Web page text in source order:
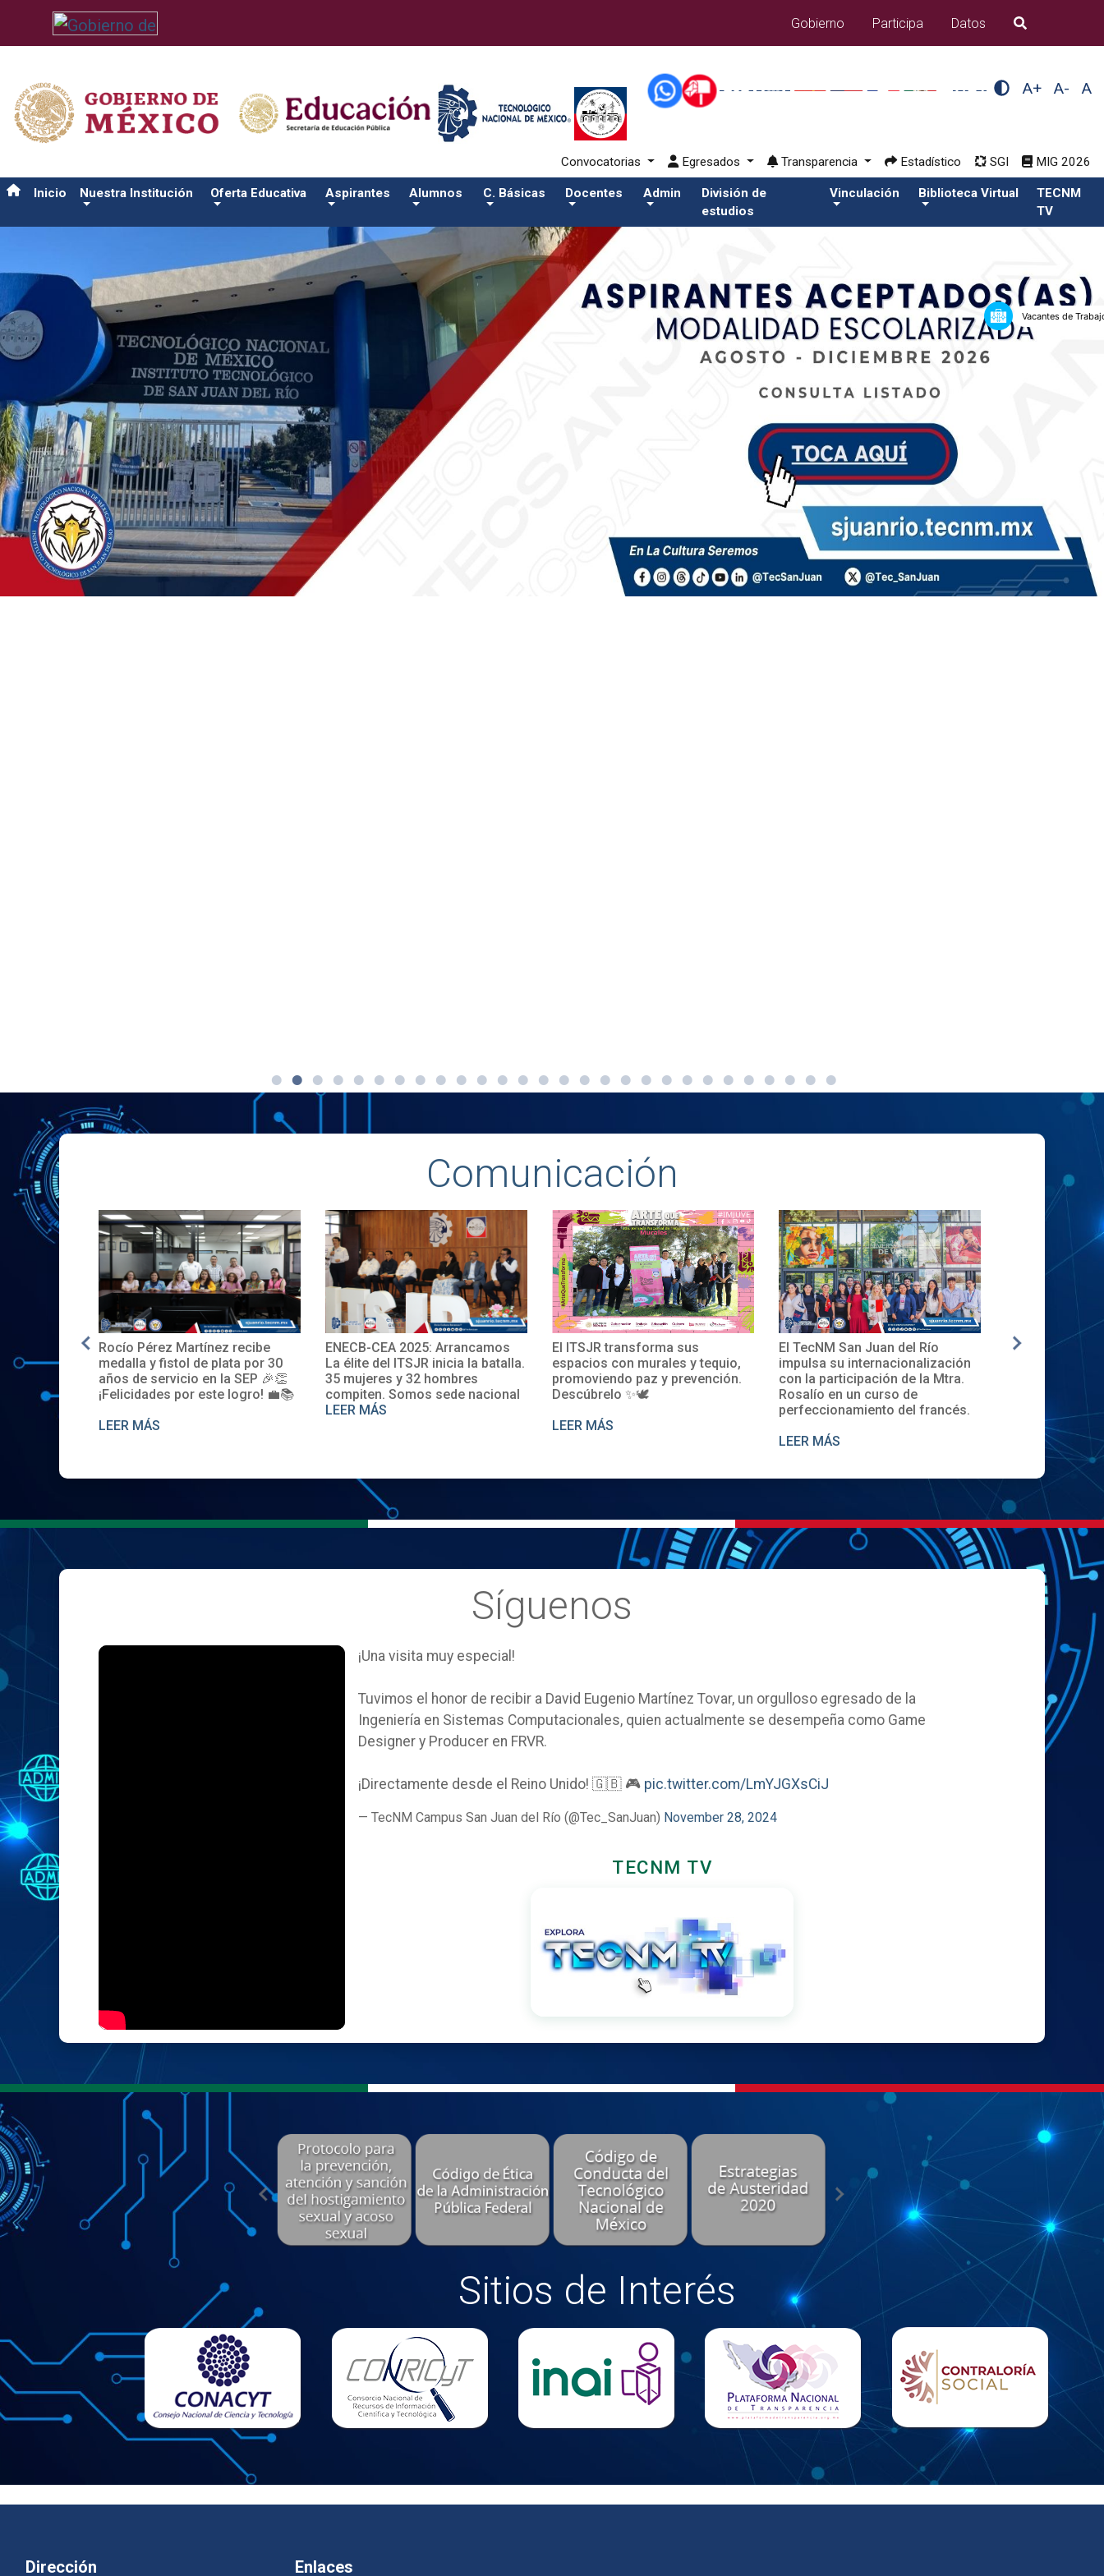
/usr/bin/ruby /www/wwwroot/sjuanrio.tecnm.mx/api/article.rb 80-eventos/pdfSalida del comando:
Gobierno
Participa Datos B�squeda
A+ A- A
Convocatorias Egresados Transparencia Estadístico SGI MIG 2026
Inicio Nuestra Institución Oferta Educativa Aspirantes Alumnos C. Básicas Docentes Admin
División de
estudios
Vinculación Biblioteca Virtual
TECNM
TV
Comunicación
EE.UU.
Rocío Pérez Martínez recibe
medalla y fistol de plata por 30
años de servicio en la SEP 🎉👏
¡Felicidades por este logro! 💼📚
LEER MÁS
ENECB-CEA 2025: Arrancamos
La élite del ITSJR inicia la batalla.
35 mujeres y 32 hombres
compiten. Somos sede nacional
LEER MÁS
El ITSJR transforma sus
espacios con murales y tequio,
promoviendo paz y prevención.
Descúbrelo ✨🕊
LEER MÁS
El TecNM San Juan del Río
impulsa su internacionalización
con la participación de la Mtra.
Rosalío en un curso de
perfeccionamiento del francés.
LEER MÁS
✨🎓Toma de
Síguenos
¡Una visita muy especial!
Tuvimos el honor de recibir a David Eugenio Martínez Tovar, un orgulloso egresado de la
Ingeniería en Sistemas Computacionales, quien actualmente se desempeña como Game
Designer y Producer en FRVR.
¡Directamente desde el Reino Unido! 🇬🇧 🎮 pic.twitter.com/LmYJGXsCiJ
— TecNM Campus San Juan del Río (@Tec_SanJuan) November 28, 2024
TECNM TV
Sitios de Interés
Dirección Enlaces